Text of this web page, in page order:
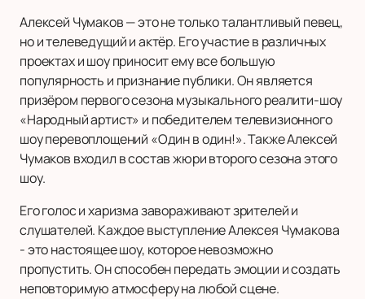
Алексей Чумаков — это не только талантливый певец,
но и телеведущий и актёр. Его участие в различных
проектах и шоу приносит ему все большую
популярность и признание публики. Он является
призёром первого сезона музыкального реалити-шоу
«Народный артист» и победителем телевизионного
шоу перевоплощений «Один в один!». Также Алексей
Чумаков входил в состав жюри второго сезона этого
шоу.
Его голос и харизма завораживают зрителей и
слушателей. Каждое выступление Алексея Чумакова
- это настоящее шоу, которое невозможно
пропустить. Он способен передать эмоции и создать
неповторимую атмосферу на любой сцене.